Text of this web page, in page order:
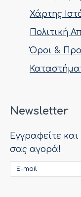
Χάρτης
Πολιτική
Όροι &
Newsletter
Εγγραφείτε
σας αγορά!